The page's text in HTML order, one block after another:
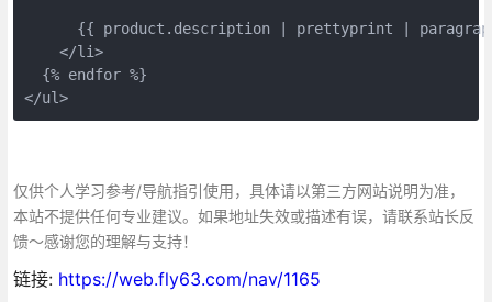
{{ product.description | prettyprint |
    </li>
  {% endfor %}
</ul>
仅供个人学习参考/导航指引使用，具体请以第三方网站说明为准，
本站不提供任何专业建议。如果地址失效或描述有误，请联系站长反
馈～感谢您的理解与支持！
链接: https://web.fly63.com/nav/1165